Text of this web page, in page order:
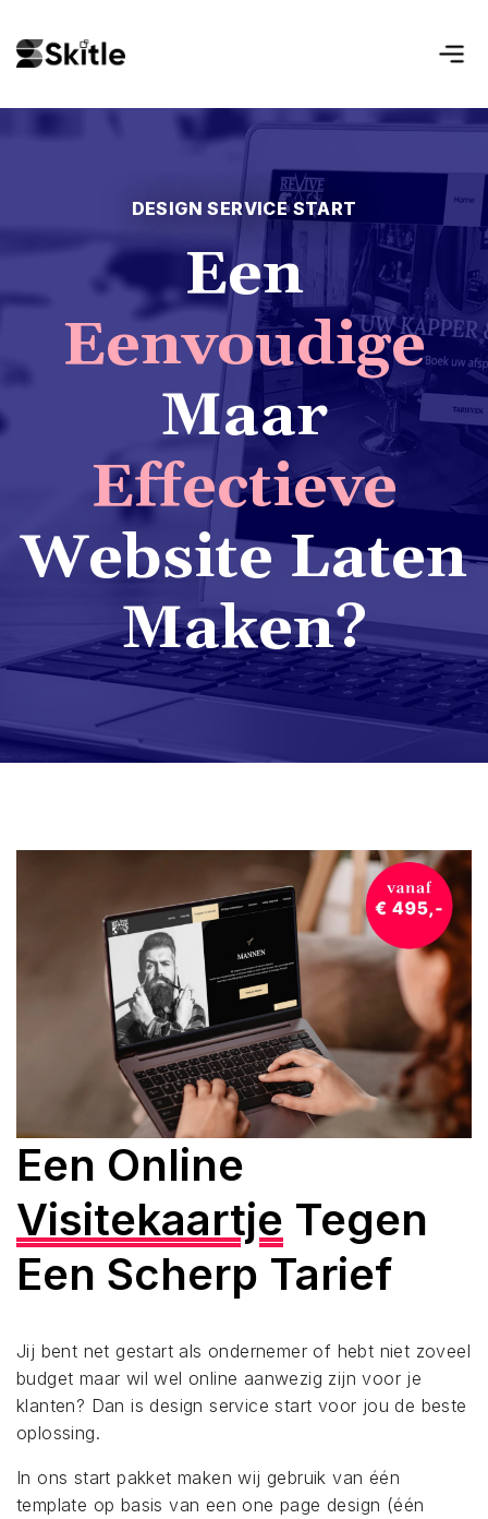
DESIGN SERVICE START
Een
Eenvoudige
Maar
Effectieve
Website Laten
Maken?
Een Online
Visitekaartje Tegen
Een Scherp Tarief
Jij bent net gestart als ondernemer of hebt niet zoveel
budget maar wil wel online aanwezig zijn voor je
klanten? Dan is design service start voor jou de beste
oplossing.
In ons start pakket maken wij gebruik van één
template op basis van een one page design (één